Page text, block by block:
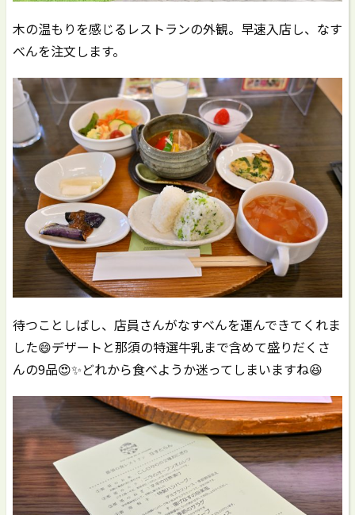
木の温もりを感じるレストランの外観。早速入店し、なす
べんを注文します。
待つことしばし、店員さんがなすべんを運んできてくれま
した😄デザートと那須の特選牛乳まで含めて盛りだくさ
んの9品😍✨どれから食べようか迷ってしまいますね😆